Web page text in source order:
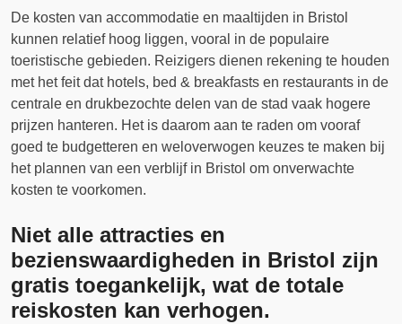
De kosten van accommodatie en maaltijden in Bristol
kunnen relatief hoog liggen, vooral in de populaire
toeristische gebieden. Reizigers dienen rekening te houden
met het feit dat hotels, bed & breakfasts en restaurants in de
centrale en drukbezochte delen van de stad vaak hogere
prijzen hanteren. Het is daarom aan te raden om vooraf
goed te budgetteren en weloverwogen keuzes te maken bij
het plannen van een verblijf in Bristol om onverwachte
kosten te voorkomen.
Niet alle attracties en
bezienswaardigheden in Bristol zijn
gratis toegankelijk, wat de totale
reiskosten kan verhogen.